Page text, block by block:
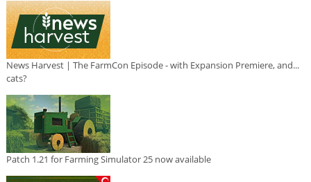
News Harvest | The FarmCon Episode - with Expansion Premiere, and...
cats?
Patch 1.21 for Farming Simulator 25 now available